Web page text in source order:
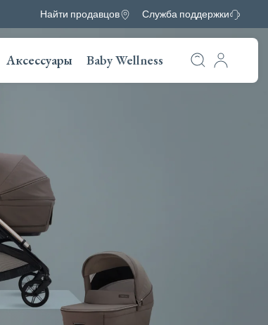
Найти продавцов Служба поддержки
Аксессуары Baby Wellness